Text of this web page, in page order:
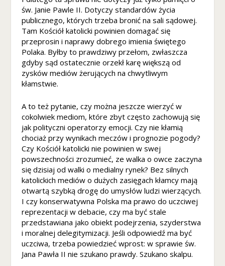
św. Janie Pawle II. Dotyczy standardów życia
publicznego, których trzeba bronić na sali sądowej.
Tam Kościół katolicki powinien domagać się
przeprosin i naprawy dobrego imienia świętego
Polaka. Byłby to prawdziwy przełom, zwłaszcza
gdyby sąd ostatecznie orzekł karę większą od
zysków mediów żerujących na chwytliwym
kłamstwie.
A to też pytanie, czy można jeszcze wierzyć w
cokolwiek mediom, które zbyt często zachowują się
jak polityczni operatorzy emocji. Czy nie kłamią
chociaż przy wynikach meczów i prognozie pogody?
Czy Kościół katolicki nie powinien w swej
powszechności zrozumieć, ze walka o owce zaczyna
się dzisiaj od walki o medialny rynek? Bez silnych
katolickich mediów o dużych zasięgach kłamcy mają
otwartą szybką drogę do umysłów ludzi wierzących.
I czy konserwatywna Polska ma prawo do uczciwej
reprezentacji w debacie, czy ma być stale
przedstawiana jako obiekt podejrzenia, szyderstwa
i moralnej delegitymizacji. Jeśli odpowiedź ma być
uczciwa, trzeba powiedzieć wprost: w sprawie św.
Jana Pawła II nie szukano prawdy. Szukano skalpu.